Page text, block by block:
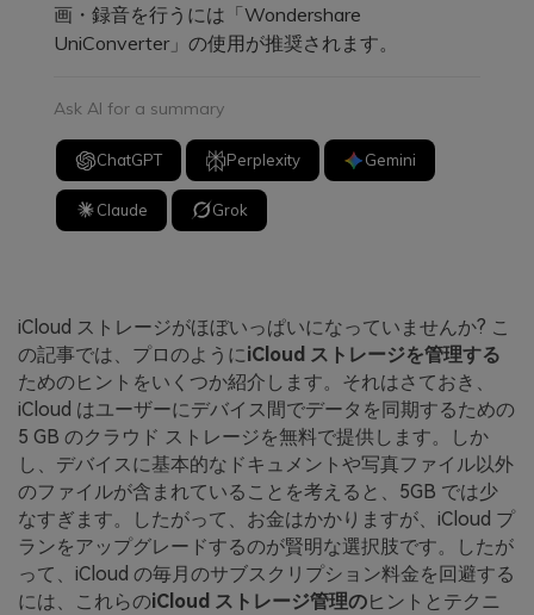
画・録音を行うには「Wondershare
UniConverter」の使用が推奨されます。
Ask AI for a summary
ChatGPT Perplexity Gemini
Claude Grok
iCloud ストレージがほぼいっぱいになっていませんか? こ
の記事では、プロのようにiCloud ストレージを管理する
ためのヒントをいくつか紹介します。それはさておき、
iCloud はユーザーにデバイス間でデータを同期するための
5 GB のクラウド ストレージを無料で提供します。しか
し、デバイスに基本的なドキュメントや写真ファイル以外
のファイルが含まれていることを考えると、5GB では少
なすぎます。したがって、お金はかかりますが、iCloud プ
ランをアップグレードするのが賢明な選択肢です。したが
って、iCloud の毎月のサブスクリプション料金を回避する
には、これらのiCloud ストレージ管理のヒントとテクニ